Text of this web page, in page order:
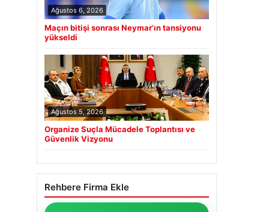
Ağustos 6, 2026
Maçın bitişi sonrası Neymar’ın tansiyonu
yükseldi
Ağustos 5, 2026
Organize Suçla Mücadele Toplantısı ve
Güvenlik Vizyonu
Rehbere Firma Ekle